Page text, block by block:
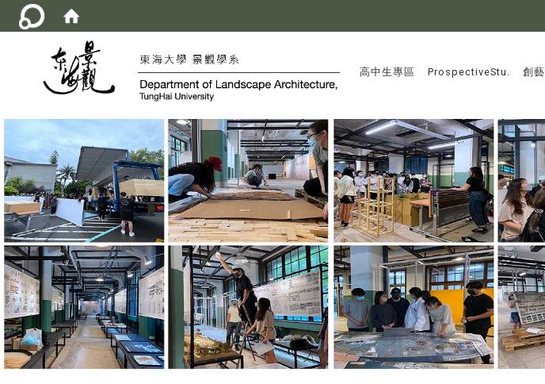
:::
高中生專區 ProspectiveStu. 創